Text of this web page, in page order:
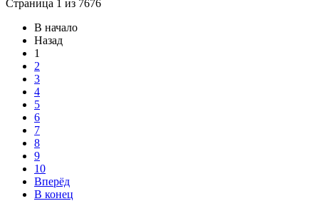
Страница 1 из 7676
В начало
Назад
1
2
3
4
5
6
7
8
9
10
Вперёд
В конец